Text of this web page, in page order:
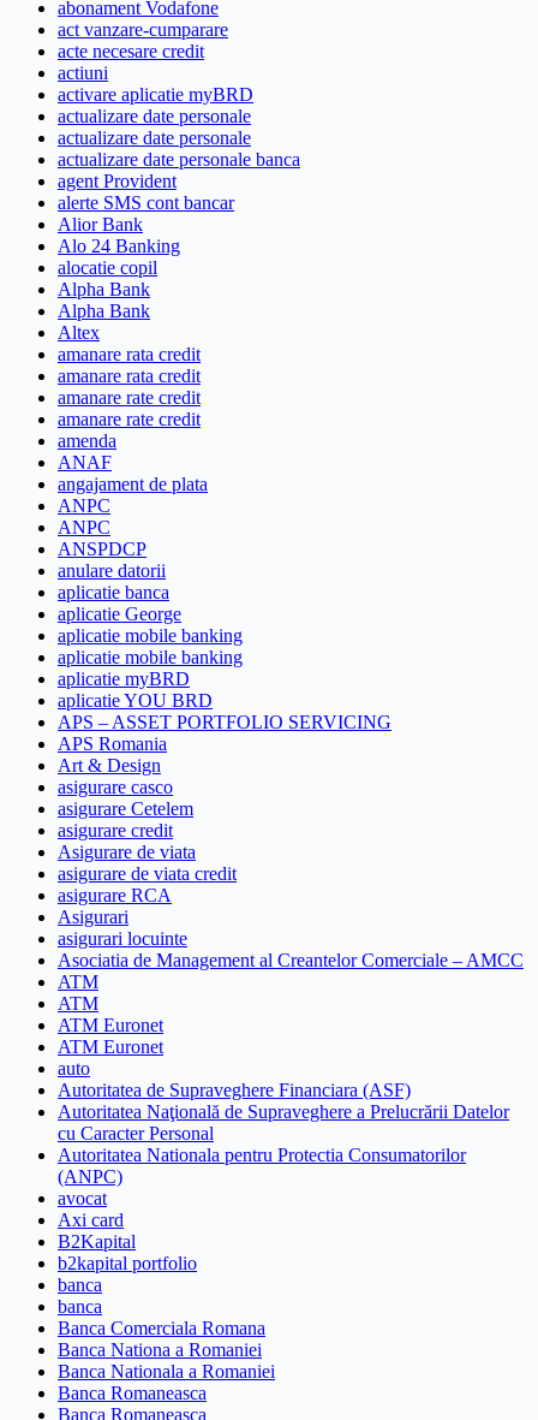
abonament Vodafone
act vanzare-cumparare
acte necesare credit
actiuni
activare aplicatie myBRD
actualizare date personale
actualizare date personale
actualizare date personale banca
agent Provident
alerte SMS cont bancar
Alior Bank
Alo 24 Banking
alocatie copil
Alpha Bank
Alpha Bank
Altex
amanare rata credit
amanare rata credit
amanare rate credit
amanare rate credit
amenda
ANAF
angajament de plata
ANPC
ANPC
ANSPDCP
anulare datorii
aplicatie banca
aplicatie George
aplicatie mobile banking
aplicatie mobile banking
aplicatie myBRD
aplicatie YOU BRD
APS – ASSET PORTFOLIO SERVICING
APS Romania
Art & Design
asigurare casco
asigurare Cetelem
asigurare credit
Asigurare de viata
asigurare de viata credit
asigurare RCA
Asigurari
asigurari locuinte
Asociatia de Management al Creantelor Comerciale – AMCC
ATM
ATM
ATM Euronet
ATM Euronet
auto
Autoritatea de Supraveghere Financiara (ASF)
Autoritatea Naţională de Supraveghere a Prelucrării Datelor
cu Caracter Personal
Autoritatea Nationala pentru Protectia Consumatorilor
(ANPC)
avocat
Axi card
B2Kapital
b2kapital portfolio
banca
banca
Banca Comerciala Romana
Banca Nationa a Romaniei
Banca Nationala a Romaniei
Banca Romaneasca
Banca Romaneasca